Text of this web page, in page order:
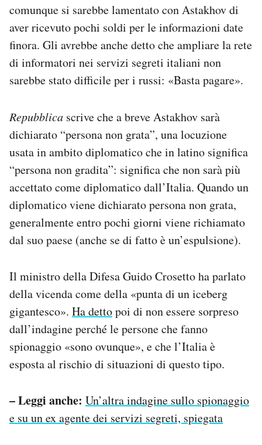
comunque si sarebbe lamentato con Astakhov di
aver ricevuto pochi soldi per le informazioni date
finora. Gli avrebbe anche detto che ampliare la rete
di informatori nei servizi segreti italiani non
sarebbe stato difficile per i russi: «Basta pagare».
Repubblica scrive che a breve Astakhov sarà
dichiarato “persona non grata”, una locuzione
usata in ambito diplomatico che in latino significa
“persona non gradita”: significa che non sarà più
accettato come diplomatico dall’Italia. Quando un
diplomatico viene dichiarato persona non grata,
generalmente entro pochi giorni viene richiamato
dal suo paese (anche se di fatto è un’espulsione).
Il ministro della Difesa Guido Crosetto ha parlato
della vicenda come della «punta di un iceberg
gigantesco». Ha dettopoi di non essere sorpreso
dall’indagine perché le persone che fanno
spionaggio «sono ovunque», e che l’Italia è
esposta al rischio di situazioni di questo tipo.
– Leggi anche: Un’altra indagine sullo spionaggio
e su un ex agente dei servizi segreti, spiegata